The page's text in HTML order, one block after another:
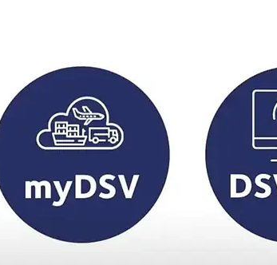
pouco mais Para ver o vídeo do YouTube acesse:
ser as melhores soluções possíveis da indústria,
conectividade: